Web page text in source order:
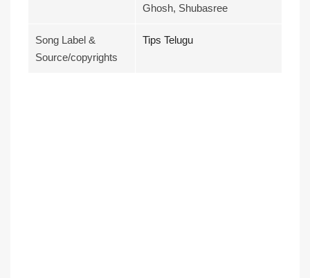
Ghosh, Shubasree
Song Label &
Source/copyrights
Tips Telugu